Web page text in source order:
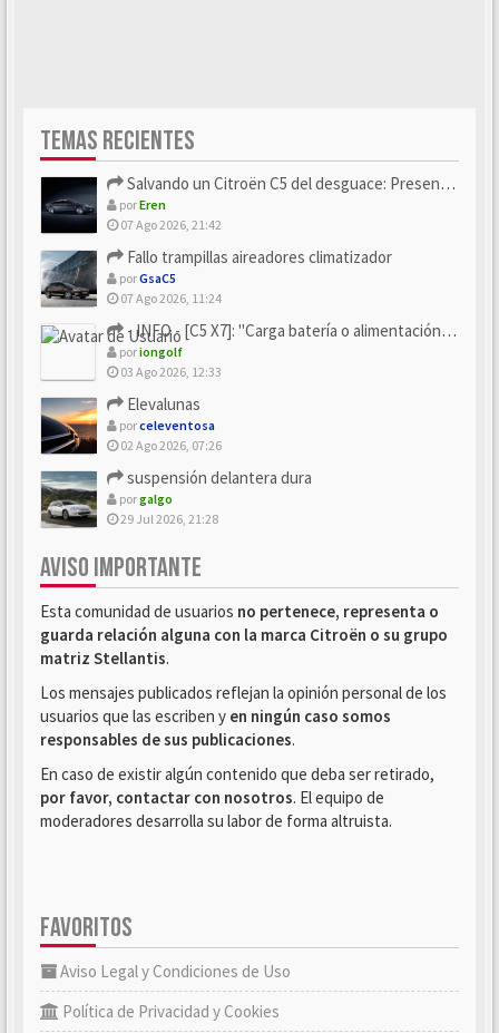
TEMAS RECIENTES
Salvando un Citroën C5 del desguace: Presentación y seguimiento
porEren
07 Ago 2026, 21:42
Fallo trampillas aireadores climatizador
porGsaC5
07 Ago 2026, 11:24
- INFO - [C5 X7]: "Carga batería o alimentación eléctri...
poriongolf
03 Ago 2026, 12:33
Elevalunas
porceleventosa
02 Ago 2026, 07:26
suspensión delantera dura
porgalgo
29 Jul 2026, 21:28
AVISO IMPORTANTE
Esta comunidad de usuarios no pertenece, representa o
guarda relación alguna con la marca Citroën o su grupo
matriz Stellantis.
Los mensajes publicados reflejan la opinión personal de los
usuarios que las escriben y en ningún caso somos
responsables de sus publicaciones.
En caso de existir algún contenido que deba ser retirado,
por favor, contactar con nosotros. El equipo de
moderadores desarrolla su labor de forma altruista.
FAVORITOS
Aviso Legal y Condiciones de Uso
Política de Privacidad y Cookies